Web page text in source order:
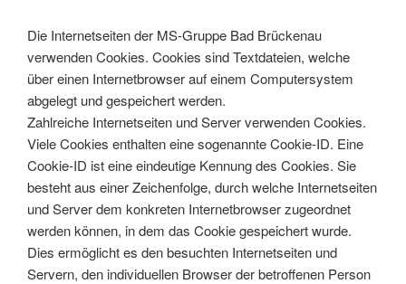
Die Internetseiten der MS-Gruppe Bad Brückenau
verwenden Cookies. Cookies sind Textdateien, welche
über einen Internetbrowser auf einem Computersystem
abgelegt und gespeichert werden.
Zahlreiche Internetseiten und Server verwenden Cookies.
Viele Cookies enthalten eine sogenannte Cookie-ID. Eine
Cookie-ID ist eine eindeutige Kennung des Cookies. Sie
besteht aus einer Zeichenfolge, durch welche Internetseiten
und Server dem konkreten Internetbrowser zugeordnet
werden können, in dem das Cookie gespeichert wurde.
Dies ermöglicht es den besuchten Internetseiten und
Servern, den individuellen Browser der betroffenen Person